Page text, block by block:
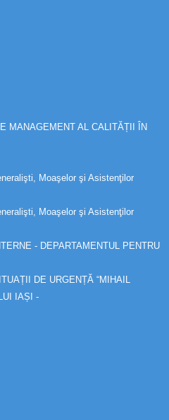
MANAGEMENT AL CALITĂȚII ÎN
Moaşelor şi Asistenţilor
Moaşelor şi Asistenţilor
- DEPARTAMENTUL PENTRU
DE URGENȚĂ “MIHAIL
IAȘI -